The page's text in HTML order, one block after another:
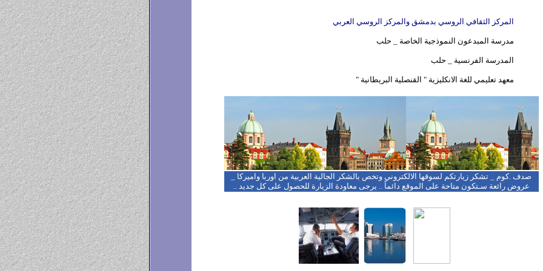
المركز الثقافي الروسي بدمشق والمركز الروسي العربي
مدرسة المبدعون النموذجية الخاصة _ حلب
المدرسة الفرنسية _ حلب
معهد تعليمي للغة الانكليزية " القنصلية البريطانية "
صدف .كوم _ تشكر زيارتكم لسوقها الالكتروني وتخص بالشكر الجالية العربية من اوربا واميركا _
عروض رائعة سـتكون متاحة على الموقع دائماً .. يرجى معاودة الزيارة للحصول على كل جديد ..